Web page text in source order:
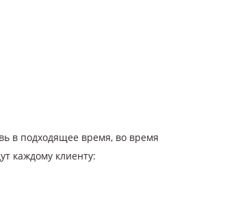
в подходящее время, во время
каждому клиенту: